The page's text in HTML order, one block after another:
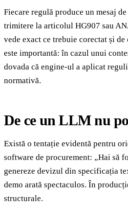
Fiecare regulă produce un mesaj
trimitere la articolul HG907 sau
vede exact ce trebuie corectat și
este importantă: în cazul unui
dovada că engine-ul a aplicat
normativă.
De ce un LLM nu
Există o tentație evidentă pentru
software de procurement: „Hai să
genereze devizul din specificația
demo arată spectaculos. În
structurale.